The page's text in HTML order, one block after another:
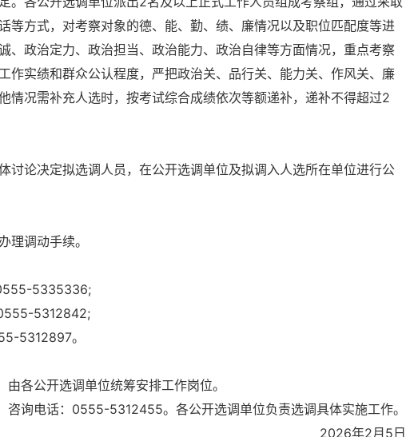
等方式，对考察对象的德、能、勤、绩、廉情况以及职位匹配度等进
、政治定力、政治担当、政治能力、政治自律等方面情况，重点考察
作实绩和群众公认程度，严把政治关、品行关、能力关、作风关、廉
情况需补充人选时，按考试综合成绩依次等额递补，递补不得超过2
讨论决定拟选调人员，在公开选调单位及拟调入人选所在单位进行公
理调动手续。
5335336;
5312842;
5312897。
各公开选调单位统筹安排工作岗位。
询电话：0555-5312455。各公开选调单位负责选调具体实施工作。
2026年2月5日